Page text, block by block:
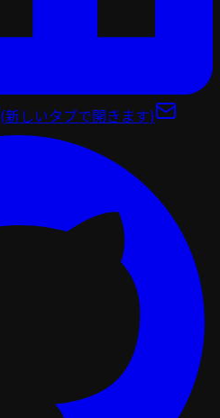
(新しいタブで開きます)